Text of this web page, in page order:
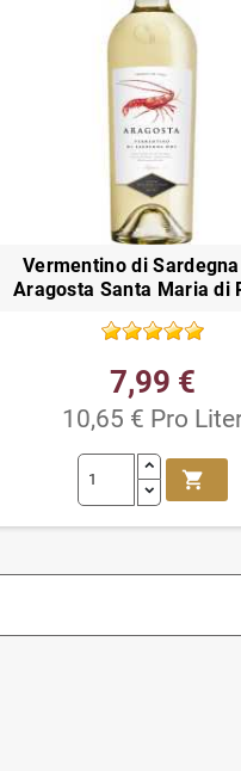
Vermentino di Sardegna
Aragosta Santa Maria di
7,99 €
10,65 € Pro
shopping_cart